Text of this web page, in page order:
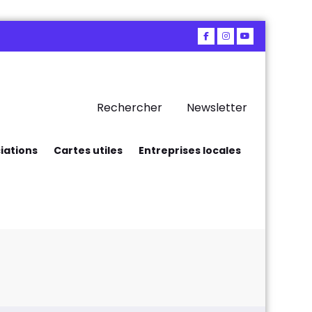
Rechercher Newsletter
Cartes utiles Entreprises locales